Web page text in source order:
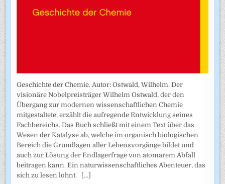
Geschichte der Chemie. Autor: Ostwald, Wilhelm. Der
visionäre Nobelpreisträger Wilhelm Ostwald, der den
Übergang zur modernen wissenschaftlichen Chemie
mitgestaltete, erzählt die aufregende Entwicklung seines
Fachbereichs. Das Buch schließt mit einem Text über das
Wesen der Katalyse ab, welche im organisch biologischen
Bereich die Grundlagen aller Lebensvorgänge bildet und
auch zur Lösung der Endlagerfrage von atomarem Abfall
beitragen kann. Ein naturwissenschaftliches Abenteuer, das
sich zu lesen lohnt.
[...]